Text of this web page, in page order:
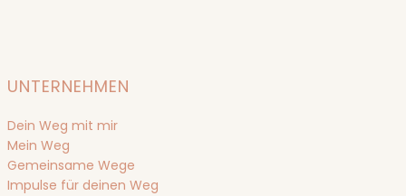
UNTERNEHMEN
Dein Weg mit mir
Mein Weg
Gemeinsame Wege
Impulse für deinen Weg